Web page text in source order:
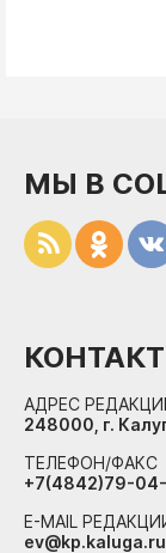
МЫ В
АДРЕС
248000, г.
ТЕЛЕФОН/ФАКС
+7(4842)79-
E-MAIL